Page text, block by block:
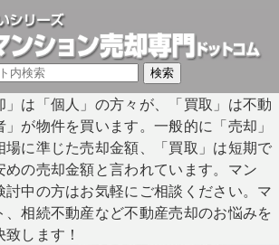
は「個人」の方々が、「買取」は不動
が物件を買います。一般的に「売却」
場に準じた売却金額、「買取」は短期で
の売却金額と言われています。マン
討中の方はお気軽にご相談ください。マ
、相続不動産など不動産売却のお悩みを
します！